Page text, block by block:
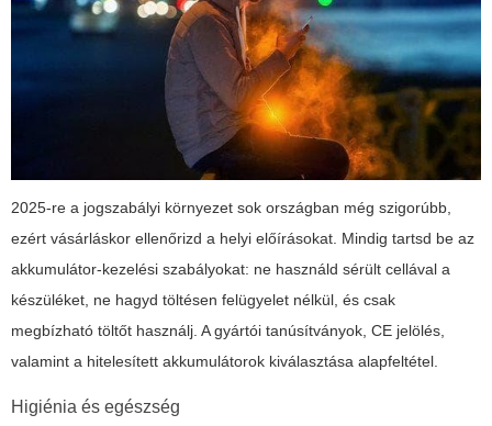
2025-re a jogszabályi környezet sok országban még szigorúbb,
ezért vásárláskor ellenőrizd a helyi előírásokat. Mindig tartsd be az
akkumulátor-kezelési szabályokat: ne használd sérült cellával a
készüléket, ne hagyd töltésen felügyelet nélkül, és csak
megbízható töltőt használj. A gyártói tanúsítványok, CE jelölés,
valamint a hitelesített akkumulátorok kiválasztása alapfeltétel.
Higiénia és egészség